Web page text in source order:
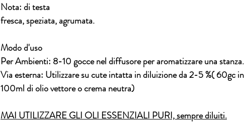
Nota: di testa
fresca, speziata, agrumata.
Modo d'uso
Per Ambienti: 8-10 gocce nel diffusore per aromatizzare una stanza.
Via esterna: Utilizzare su cute intatta in diluizione da 2-5 %( 60gc in
100ml di olio vettore o crema neutra)
MAI UTILIZZARE GLI OLI ESSENZIALI PURI, sempre diluiti.